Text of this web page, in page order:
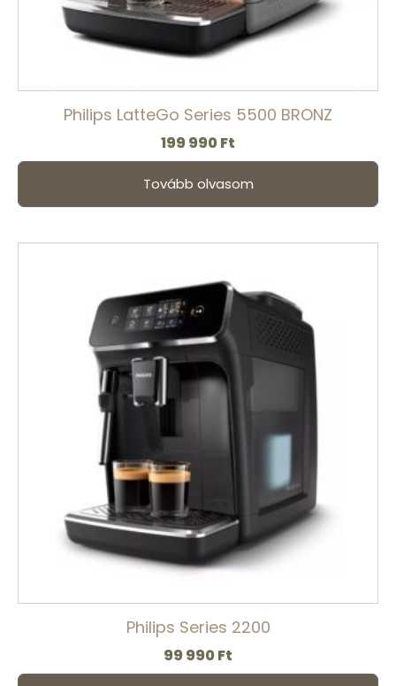
Philips LatteGo Series 5500 BRONZ
199 990Ft
Tovább olvasom
Philips Series 2200
99 990Ft